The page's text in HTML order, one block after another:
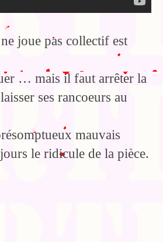
joue pas collectif est
… mais il faut arrêter la
ses rancoeurs au
mauvais
le ridicule de la pièce.